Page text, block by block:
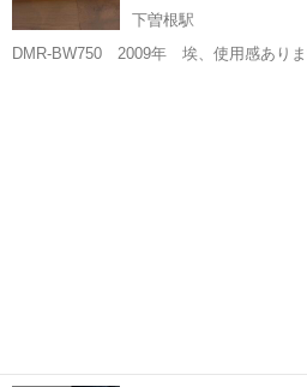
下曽根駅
DMR-BW750 2009年 埃、使用感ありま